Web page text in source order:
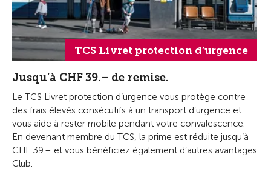
TCS Livret protection d’urgence
Jusqu’à CHF 39.– de remise.
Le TCS Livret protection d’urgence vous protège contre
des frais élevés consécutifs à un transport d’urgence et
vous aide à rester mobile pendant votre convalescence.
En devenant membre du TCS, la prime est réduite jusqu’à
CHF 39.– et vous bénéficiez également d’autres avantages
Club.